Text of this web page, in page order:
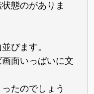
態のがありま
びます。
面いっぱいに文
たのでしょう